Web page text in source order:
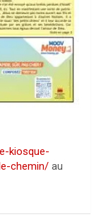
kiosque-
chemin/ au